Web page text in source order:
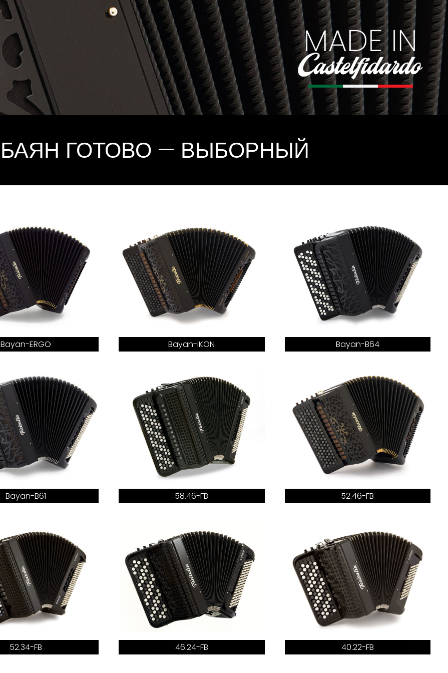
БАЯН ГОТОВО — ВЫБОРНЫЙ
Bayan-ERGO Bayan-iKON Bayan-B64
Bayan-B61 58.46-FB 52.46-FB
52.34-FB 46.24-FB 40.22-FB